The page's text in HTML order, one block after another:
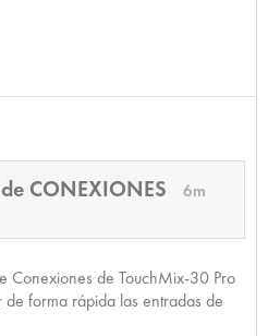
CONEXIONES
6m
Conexiones de TouchMix-30 Pro
de forma rápida las entradas de